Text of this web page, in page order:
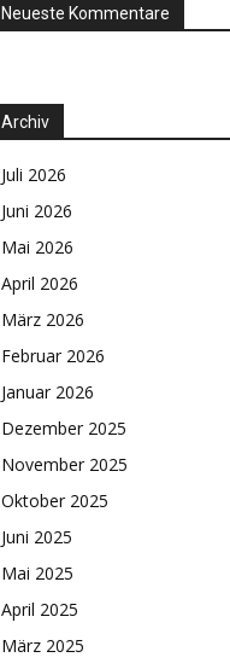
Neueste Kommentare
Archiv
Juli 2026
Juni 2026
Mai 2026
April 2026
März 2026
Februar 2026
Januar 2026
Dezember 2025
November 2025
Oktober 2025
Juni 2025
Mai 2025
April 2025
März 2025